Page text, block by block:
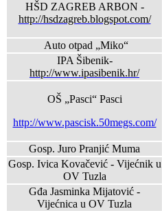
HŠD ZAGREB ARBON -
http://hsdzagreb.blogspot.com/
Auto otpad „Miko“
IPA Šibenik-
http://www.ipasibenik.hr/
OŠ „Pasci“ Pasci
http://www.pascisk.50megs.com/
Gosp. Juro Pranjić Muma
Gosp. Ivica Kovačević - Vijećnik u
OV Tuzla
Gđa Jasminka Mijatović -
Vijećnica u OV Tuzla